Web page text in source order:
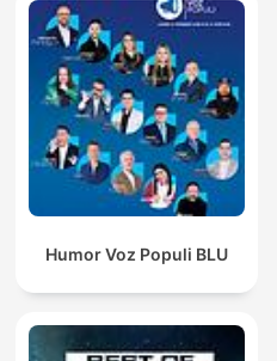
Humor Voz Populi BLU